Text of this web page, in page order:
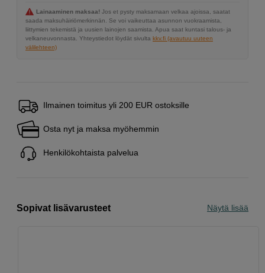
Lainaaminen maksaa! Jos et pysty maksamaan velkaa ajoissa, saatat
saada maksuhäiriömerkinnän. Se voi vaikeuttaa asunnon vuokraamista,
liittymien tekemistä ja uusien lainojen saamista. Apua saat kuntasi talous- ja
velkaneuvonnasta. Yhteystiedot löydät sivulta kkv.fi (avautuu uuteen
välilehteen)
Ilmainen toimitus yli 200 EUR ostoksille
Osta nyt ja maksa myöhemmin
Henkilökohtaista palvelua
Sopivat lisävarusteet Näytä lisää